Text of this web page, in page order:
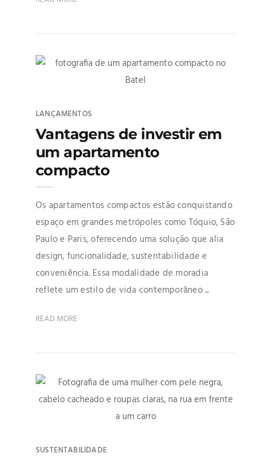
LANÇAMENTOS
Vantagens de investir em
um apartamento
compacto
Os apartamentos compactos estão conquistando
espaço em grandes metrópoles como Tóquio, São
Paulo e Paris, oferecendo uma solução que alia
design, funcionalidade, sustentabilidade e
conveniência. Essa modalidade de moradia
reflete um estilo de vida contemporâneo ...
READ MORE
SUSTENTABILIDADE